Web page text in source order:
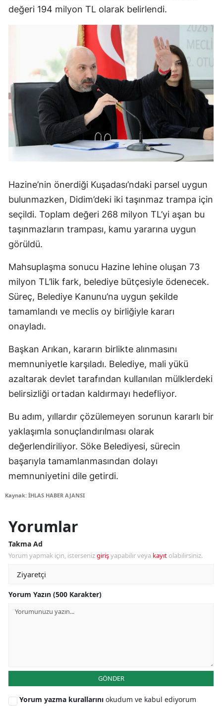
değeri 194 milyon TL olarak belirlendi.
Hazine’nin önerdiği Kuşadası’ndaki parsel uygun
bulunmazken, Didim’deki iki taşınmaz trampa için
seçildi. Toplam değeri 268 milyon TL’yi aşan bu
taşınmazların trampası, kamu yararına uygun
görüldü.
Mahsuplaşma sonucu Hazine lehine oluşan 73
milyon TL’lik fark, belediye bütçesiyle ödenecek.
Süreç, Belediye Kanunu’na uygun şekilde
tamamlandı ve meclis oy birliğiyle kararı
onayladı.
Başkan Arıkan, kararın birlikte alınmasını
memnuniyetle karşıladı. Belediye, mali yükü
azaltarak devlet tarafından kullanılan mülklerdeki
belirsizliği ortadan kaldırmayı hedefliyor.
Bu adım, yıllardır çözülemeyen sorunun kararlı bir
yaklaşımla sonuçlandırılması olarak
değerlendiriliyor. Söke Belediyesi, sürecin
başarıyla tamamlanmasından dolayı
memnuniyetini dile getirdi.
Kaynak: İHLAS HABER AJANSI
Yorumlar
Takma Ad
Yorum yapmak için, istersenizgirişyapabilir veya kayıt olabilirsiniz.
Yorum Yazın (500 Karakter)
GÖNDER
Yorum yazma kurallarını okudum ve kabul ediyorum